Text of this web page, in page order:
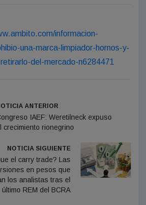
informacion-
una-marca-limpiador-hornos-y-
del-mercado-n6284471
ANTERIOR
IAEF: Weretilneck expuso
crecimiento rionegrino
NOTICIA SIGUIENTE
el carry trade? Las
en pesos que
los analistas tras el
último REM del BCRA